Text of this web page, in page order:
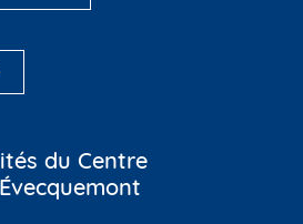
du Centre